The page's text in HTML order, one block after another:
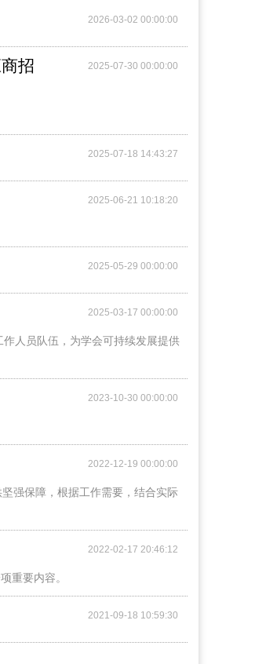
2026-03-02 00:00:00
招
2025-07-30 00:00:00
2025-07-18 14:43:27
2025-06-21 10:18:20
2025-05-29 00:00:00
2025-03-17 00:00:00
人员队伍，为学会可持续发展提供
2023-10-30 00:00:00
2022-12-19 00:00:00
强保障，根据工作需要，结合实际
2022-02-17 20:46:12
重要内容。
2021-09-18 10:59:30